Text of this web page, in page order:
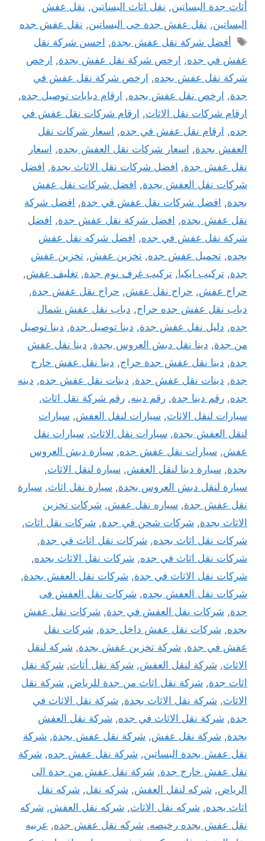
أثاث جدة البساتين, نقل اثاث البساتين, نقل عفش
البساتين, نقل عفش جدة حى البساتين, نقل عفش جده
الوسوم
أفضل شركة نقل عفش بجدة, احسن شركة نقل
عفش في جده, ارخص شركة نقل عفش بجدة, ارخص
شركة نقل عفش بجده, ارخص شركة نقل عفش في
جدة, ارخص نقل عفش بجده, ارقام دبابات توصيل جده,
ارقام شركات نقل الاثاث, ارقام شركات نقل عفش في
جده, ارقام نقل عفش في جده, اسعار شركات نقل
العفش بجدة, اسعار شركات نقل العفش بجده, اسعار
نقل عفش جدة, افضل شركات نقل الاثاث بجدة, افضل
شركات نقل العفش بجدة, افضل شركات نقل عفش
بجدة, افضل شركات نقل عفش في جدة, افضل شركة
نقل عفش بجده, افضل شركة نقل عفش جدة, افضل
شركة نقل عفش في جده, افضل شركه نقل عفش
بجده, تحميل عفش جده, تخزين عفش , تخزين عفش
جدة, تركيب ايكيا, تركيب غرف نوم جدة, تغليف عفش ,
حراج عفش , حراج نقل عفش , حراج نقل عفش جدة,
دباب نقل عفش جده حراج, دباب نقل عفش شمال
جده, دليل نقل عفش جدة, دينا توصيل جدة, دينا توصيل
من جدة, دينا نقل دبش العروس بجدة, دينا نقل عفش
جدة, دينا نقل عفش جدة حراج, دينا نقل عفش خارج
جدة, دينات نقل عفش جدة, دينات نقل عفش جده, دينه
جده, رقم دينا جدة, رقم دينه, رقم شركة نقل اثاث,
سيارات لنقل الاثاث, سيارات لنقل العفش , سيارات
لنقل العفش بجدة, سيارات نقل الاثاث, سيارات نقل
عفش , سيارات نقل عفش جده, سيارة دبش العروس
بجدة, سيارة دينا لنقل العفش , سيارة لنقل الاثاث,
سيارة لنقل دبش العروس بجدة, سيارة نقل اثاث, سيارة
نقل عفش جدة, سياره نقل عفش , شركات تخزين
الاثاث بجدة, شركات شحن في جدة, شركات نقل اثاث,
شركات نقل اثاث بجده, شركات نقل اثاث في جدة,
شركات نقل اثاث في جده, شركات نقل الاثاث بجده,
شركات نقل الاثاث في جدة, شركات نقل العفش بجدة,
شركات نقل العفش بجده, شركات نقل العفش فى
جدة, شركات نقل العفش في جدة, شركات نقل عفش
بجده, شركات نقل عفش داخل جدة, شركات نقل
عفش في جدة, شركة تخزين عفش بجدة, شركة لنقل
الاثاث, شركة لنقل العفش , شركة نقل أثاث, شركة نقل
اثاث جدة, شركة نقل اثاث من جدة للرياض , شركة نقل
الاثاث, شركة نقل الاثاث بجدة, شركة نقل الاثاث في
جدة, شركة نقل الاثاث في جده, شركة نقل العفش
بجدة, شركة نقل عفش , شركة نقل عفش بجدة, شركة
نقل عفش بجدة البساتين, شركة نقل عفش جده, شركة
نقل عفش خارج جدة, شركة نقل عفش من جدة الى
الرياض , شركه لنقل العفش , شركه نقل , شركه نقل
اثاث بجده, شركه نقل الاثاث, شركه نقل العفش , شركه
نقل عفش بجده رخيصه, شركه نقل عفش جده, عربيه